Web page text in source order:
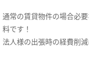
通常の賃貸物件の場合必
料です！
法人様の出張時の経費削減